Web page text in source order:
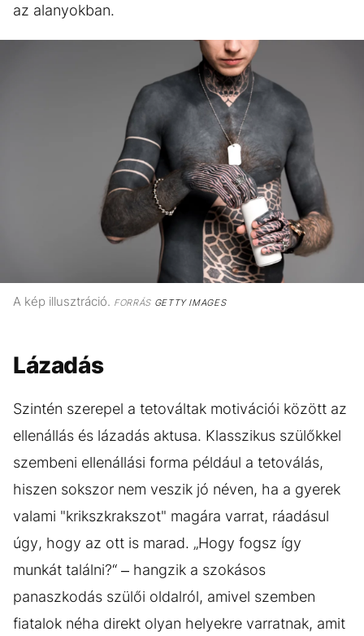
az alanyokban.
A kép illusztráció. FORRÁSGETTY IMAGES
Lázadás
Szintén szerepel a tetováltak motivációi között az
ellenállás és lázadás aktusa. Klasszikus szülőkkel
szembeni ellenállási forma például a tetoválás,
hiszen sokszor nem veszik jó néven, ha a gyerek
valami "krikszkrakszot" magára varrat, ráadásul
úgy, hogy az ott is marad. „Hogy fogsz így
munkát találni?“ – hangzik a szokásos
panaszkodás szülői oldalról, amivel szemben
fiatalok néha direkt olyan helyekre varratnak, amit